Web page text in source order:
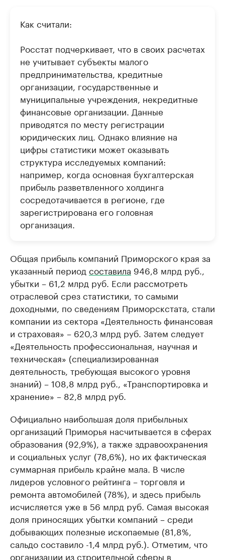
Как считали:
Росстат подчеркивает, что в своих расчетах
не учитывает субъекты малого
предпринимательства, кредитные
организации, государственные и
муниципальные учреждения, некредитные
финансовые организации. Данные
приводятся по месту регистрации
юридических лиц. Однако влияние на
цифры статистики может оказывать
структура исследуемых компаний:
например, когда основная бухгалтерская
прибыль разветвленного холдинга
сосредотачивается в регионе, где
зарегистрирована его головная
организация.
Общая прибыль компаний Приморского края за
указанный период составила 946,8 млрд руб.,
убытки – 61,2 млрд руб. Если рассмотреть
отраслевой срез статистики, то самыми
доходными, по сведениям Приморскстата, стали
компании из сектора «Деятельность финансовая
и страховая» – 620,3 млрд руб. Затем следует
«Деятельность профессиональная, научная и
техническая» (специализированная
деятельность, требующая высокого уровня
знаний) – 108,8 млрд руб., «Транспортировка и
хранение» – 82,8 млрд руб.
Официально наибольшая доля прибыльных
организаций Приморья насчитывается в сферах
образования (92,9%), а также здравоохранения
и социальных услуг (78,6%), но их фактическая
суммарная прибыль крайне мала. В числе
лидеров условного рейтинга – торговля и
ремонта автомобилей (78%), и здесь прибыль
исчисляется уже в 56 млрд руб. Самая высокая
доля приносящих убытки компаний – среди
добывающих полезные ископаемые (81,8%,
сальдо составило -1,4 млрд руб.). Отметим, что
организации из строительной сферы в